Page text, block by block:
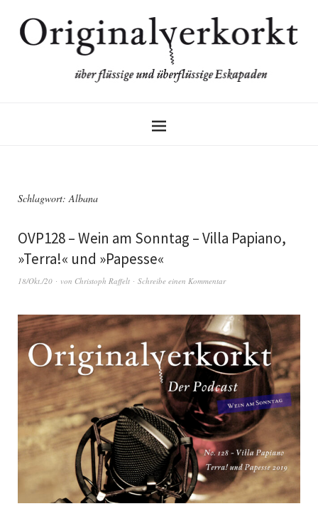
Schlagwort: Albana
OVP128 – Wein am Sonntag – Villa Papiano,
»Terra!« und »Papesse«
18/Okt./20 von Christoph Raffelt Schreibe einen Kommentar